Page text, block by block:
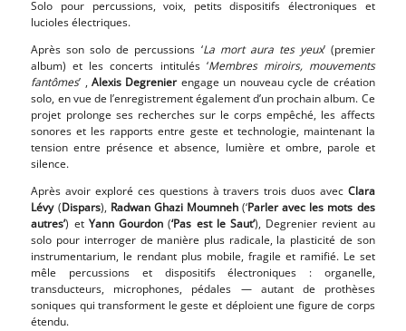
Solo pour percussions, voix, petits dispositifs électroniques et
lucioles électriques.
Après son solo de percussions ‘La mort aura tes yeux’ (premier
album) et les concerts intitulés ‘Membres miroirs, mouvements
fantômes’ ,Alexis Degrenierengage un nouveau cycle de création
solo, en vue de l’enregistrement également d’un prochain album. Ce
projet prolonge ses recherches sur le corps empêché, les affects
sonores et les rapports entre geste et technologie, maintenant la
tension entre présence et absence, lumière et ombre, parole et
silence.
Après avoir exploré ces questions à travers trois duos avec Clara
Lévy(Dispars), Radwan Ghazi Moumneh(‘Parler avec les mots des
autres’) et Yann Gourdon (‘Pas est le Saut‘), Degrenier revient au
solo pour interroger de manière plus radicale, la plasticité de son
instrumentarium, le rendant plus mobile, fragile et ramifié. Le set
mêle percussions et dispositifs électroniques : organelle,
transducteurs, microphones, pédales — autant de prothèses
soniques qui transforment le geste et déploient une figure de corps
étendu.